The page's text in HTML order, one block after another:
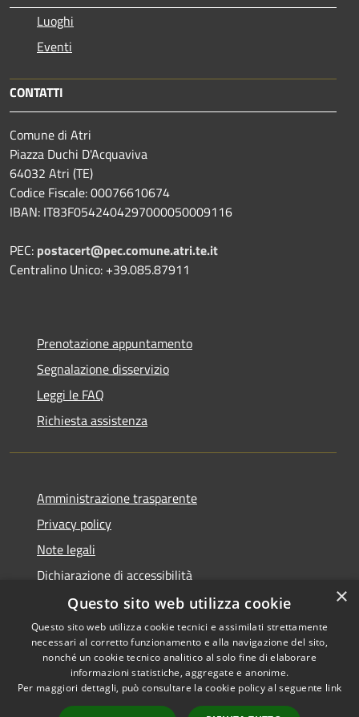
Luoghi
Eventi
CONTATTI
Comune di Atri
Piazza Duchi D'Acquaviva
64032 Atri (TE)
Codice Fiscale: 00076610674
IBAN: IT83F0542404297000050009116
PEC: postacert@pec.comune.atri.te.it
Centralino Unico: +39.085.87911
Prenotazione appuntamento
Segnalazione disservizio
Leggi le FAQ
Richiesta assistenza
Amministrazione trasparente
Privacy policy
Note legali
Dichiarazione di accessibilità
Accessibilità
Privacy
Copyright © 2026 • Comune di
Atri • Powered by
Municipium•Accesso
×
Questo sito web utilizza cookie
Questo sito web utilizza cookie tecnici e assimilati strettamente
necessari al corretto funzionamento e alla navigazione del sito,
nonché un cookie tecnico analitico al solo fine di elaborare
informazioni statistiche, aggregate e anonime.
Per maggiori dettagli, può consultare la cookie policy al seguente link